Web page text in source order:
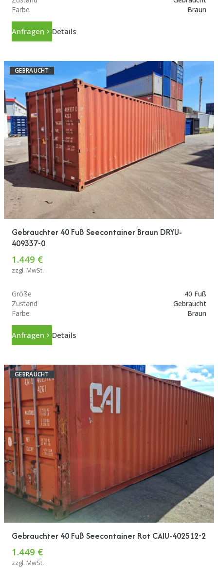
Farbe
Braun
Anfragen Details
GEBRAUCHT
Gebrauchter 40 Fuß Seecontainer Braun DRYU-
409337-0
1.449 €
zzgl. MwSt.
Größe
40 Fuß
Zustand
Gebraucht
Farbe
Braun
Anfragen Details
GEBRAUCHT
Gebrauchter 40 Fuß Seecontainer Rot CAIU-402512-2
1.449 €
zzgl. MwSt.